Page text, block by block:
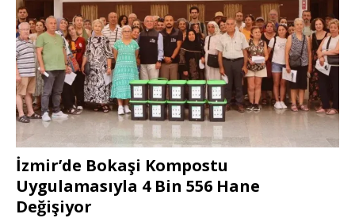
İzmir’de Bokaşi Kompostu
Uygulamasıyla 4 Bin 556 Hane
Değişiyor